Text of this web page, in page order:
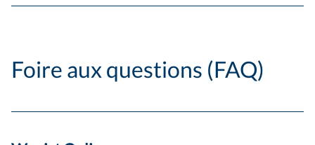
Foire aux questions (FAQ)